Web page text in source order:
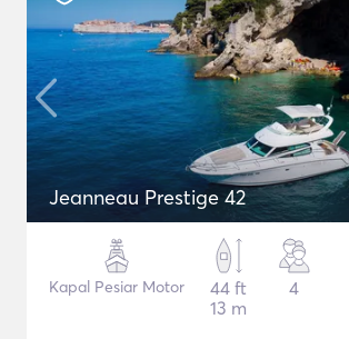
Jeanneau Prestige 42
Kapal Pesiar Motor
44 ft
13 m
4